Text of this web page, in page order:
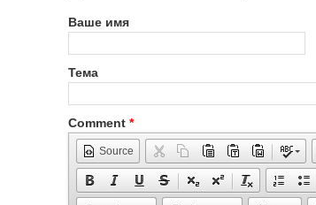
Ваше имя
Тема
Comment *
Source